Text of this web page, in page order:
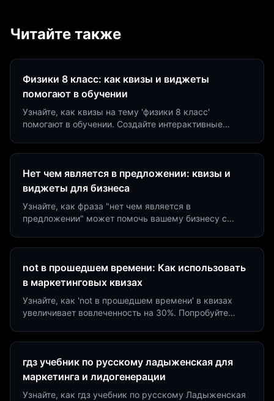
Читайте также
Физики 8 класс: как квизы и виджеты
помогают в обучении
Узнайте, как квизы на тему 'физики 8 класс'
помогают в обучении. Создайте интерактивные
Нет чем является в предложении: квизы и
виджеты для бизнеса
Узнайте, как фраза "нет чем является в
предложении" может помочь вашему бизнесу с
not в прошедшем времени: Как использовать
в маркетинговых квизах
Узнайте, как 'not в прошедшем времени' в квизах
увеличивает вовлеченность на 30%. Попробуйте
гдз учебник по русскому ладыженская для
маркетинга и лидогенерации
Узнайте, как гдз учебник по русскому Ладыженская